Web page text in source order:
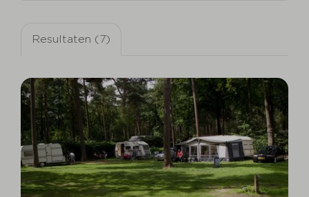
Resultaten (7)